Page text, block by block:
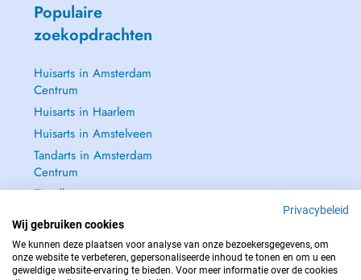
Populaire
zoekopdrachten
Huisarts in Amsterdam
Centrum
Huisarts in Haarlem
Huisarts in Amstelveen
Tandarts in Amsterdam
Centrum
Zie alle →
Privacybeleid
Wij gebruiken cookies
We kunnen deze plaatsen voor analyse van onze bezoekersgegevens, om
onze website te verbeteren, gepersonaliseerde inhoud te tonen en om u een
geweldige website-ervaring te bieden. Voor meer informatie over de cookies